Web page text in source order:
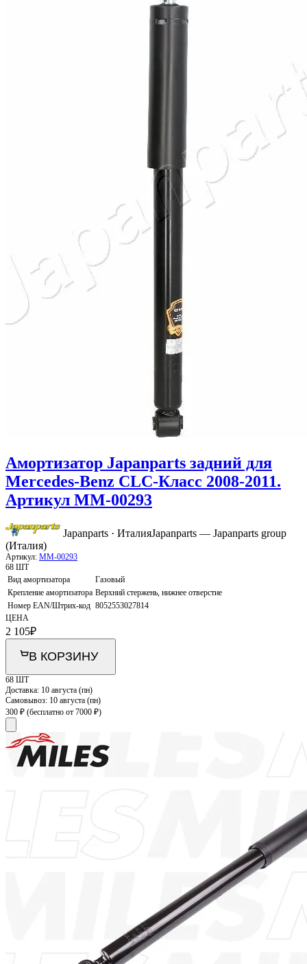
Амортизатор Japanparts задний для
Mercedes-Benz CLC-Класс 2008-2011.
Артикул MM-00293
Japanparts · ИталияJapanparts — Japanparts group
(Италия)
Артикул: MM-00293
68 ШТ
Вид амортизатора
Газовый
Крепление амортизатора Верхний стержень, нижнее отверстие
Номер EAN/Штрих-код 8052553027814
ЦЕНА
2 105₽
В КОРЗИНУ
68 ШТ
Доставка: 10 августа (пн)
Самовывоз: 10 августа (пн)
300 ₽ (бесплатно от 7000 ₽)